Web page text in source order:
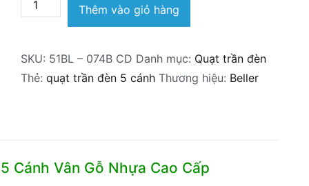
trần
Beller
51BL
cánh
Thêm vào giỏ hàng
SKU: 51BL – 074B CD Danh mục: Quạt trần đèn
Thẻ: quạt trần đèn 5 cánh Thương hiệu: Beller
Cánh Vân Gỗ Nhựa Cao Cấp